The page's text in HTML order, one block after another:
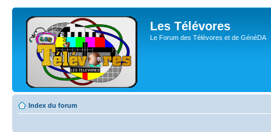
Les Télévores
Le Forum des Télévores et de GénéDA
Index du forum